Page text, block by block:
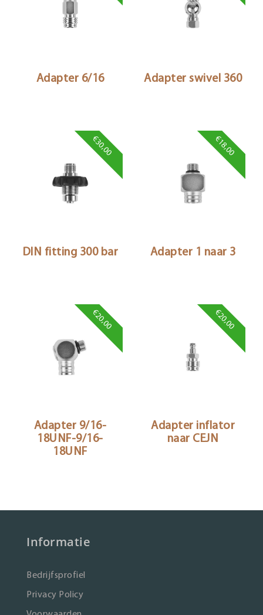
Adapter 6/16 Adapter swivel 360
€30,00
DIN fitting 300 bar
€18,00
Adapter 1 naar 3
€20,00
Adapter 9/16-
18UNF-9/16-
18UNF
€20,00
Adapter inflator
naar CEJN
Informatie
Bedrijfsprofiel
Privacy Policy